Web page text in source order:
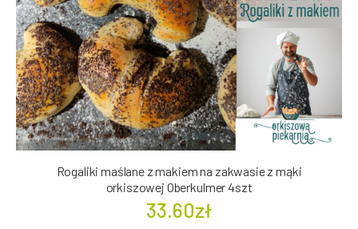
Rogaliki maślane z makiem na zakwasie z mąki
orkiszowej Oberkulmer 4szt
33.60zł